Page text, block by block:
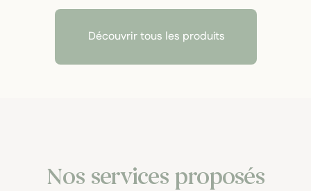
Découvrir tous les produits
Nos services proposés